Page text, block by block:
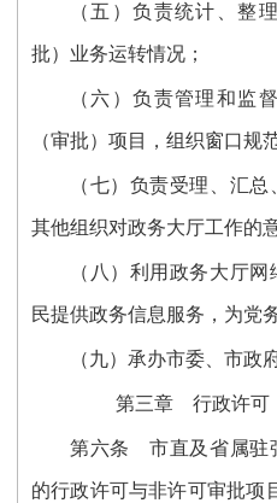
（五）负责统计、整
批）业务运转情况；
（六）负责管理和监
（审批）项目，组织窗口规
（七）负责受理、汇
其他组织对政务大厅工作的
（八）利用政务大厅
民提供政务信息服务，为党
（九）承办市委、市政
第三章 行政许可
第六条 市直及省属驻
的行政许可与非许可审批项